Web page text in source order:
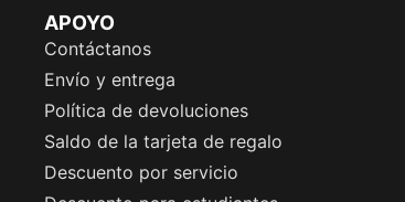
APOYO
Contáctanos
Envío y entrega
Política de devoluciones
Saldo de la tarjeta de regalo
Descuento por servicio